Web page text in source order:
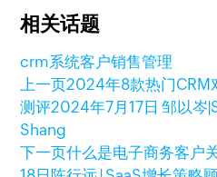
相关话题
crm系统客户销售管理
上一页2024年8款热门
测评2024年7月17日 邹以岑
Shang
下一页什么是电子商务客户